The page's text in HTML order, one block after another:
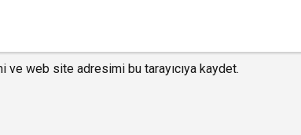
ve web site adresimi bu tarayıcıya kaydet.